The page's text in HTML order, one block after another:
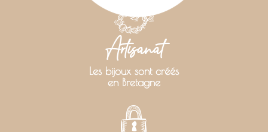
Artisanat
Les bijoux sont créés
en Bretagne